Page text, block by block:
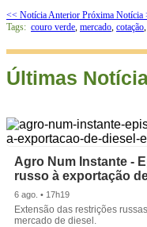
<< Notícia Anterior Próxima Notícia
Tags: couro verde, mercado, cotação,
Últimas
Agro Num Instante -
russo à exportação
6 ago. • 17h19
Extensão das restrições
mercado de diesel.